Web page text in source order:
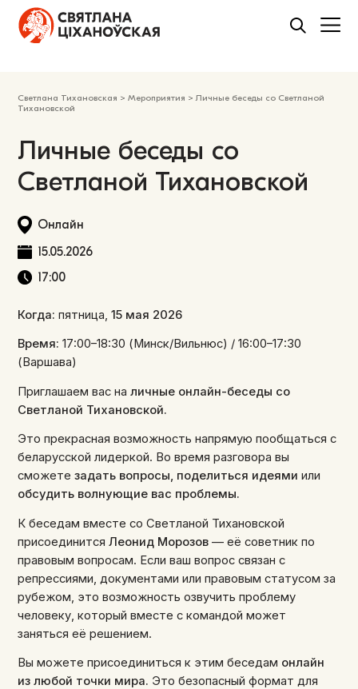
Светлана Тихановская >Мероприятия >Личные беседы со Светланой
Тихановской
Личные беседы со
Светланой Тихановской
Онлайн
15.05.2026
17:00
Когда: пятница,15 мая 2026
Время: 17:00–18:30 (Минск/Вильнюс) / 16:00–17:30
(Варшава)
Приглашаем вас наличные онлайн-беседы со
Светланой Тихановской.
Это прекрасная возможность напрямую пообщаться с
беларусской лидеркой. Во время разговора вы
сможете задать вопросы, поделиться идеямиили
обсудить волнующие вас проблемы.
К беседам вместе со Светланой Тихановской
присоединитсяЛеонид Морозов — её советник по
правовым вопросам. Если ваш вопрос связан с
репрессиями, документами или правовым статусом за
рубежом, это возможность озвучить проблему
человеку, который вместе с командой может
заняться её решением.
Вы можете присоединиться к этим беседам онлайн
из любой точки мира. Это безопасный формат для